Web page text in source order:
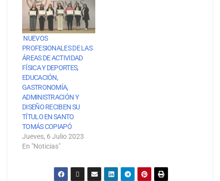
NUEVOS
PROFESIONALES DE LAS
ÁREAS DE ACTIVIDAD
FÍSICA Y DEPORTES,
EDUCACIÓN,
GASTRONOMÍA,
ADMINISTRACIÓN Y
DISEÑO RECIBEN SU
TÍTULO EN SANTO
TOMÁS COPIAPÓ
Jueves, 6 Julio 2023
En "Noticias"